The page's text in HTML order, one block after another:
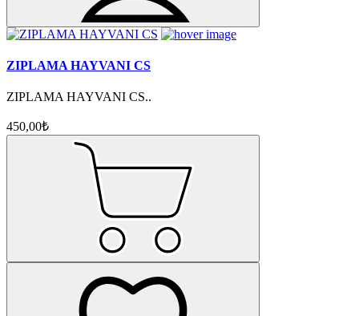
ZIPLAMA HAYVANI CS
ZIPLAMA HAYVANI CS..
450,00₺